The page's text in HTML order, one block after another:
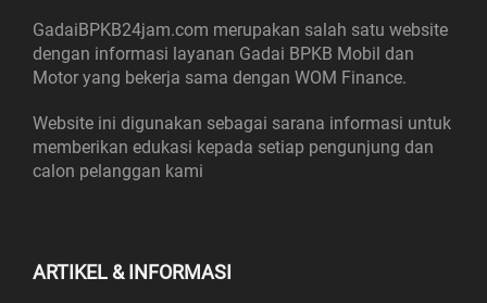
GadaiBPKB24jam.com merupakan salah satu website
dengan informasi layanan Gadai BPKB Mobil dan
Motor yang bekerja sama dengan WOM Finance.
Website ini digunakan sebagai sarana informasi untuk
memberikan edukasi kepada setiap pengunjung dan
calon pelanggan kami
ARTIKEL & INFORMASI